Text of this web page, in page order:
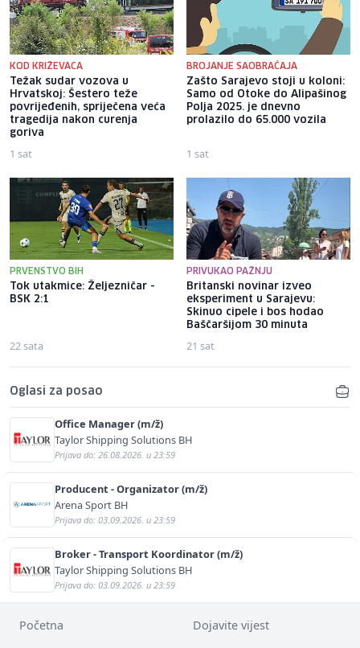
KOD KRIŽEVACA
Težak sudar vozova u
Hrvatskoj: Šestero teže
povrijeđenih, spriječena veća
tragedija nakon curenja
goriva
1 sat
BROJANJE SAOBRAĆAJA
Zašto Sarajevo stoji u koloni:
Samo od Otoke do Alipašinog
Polja 2025. je dnevno
prolazilo do 65.000 vozila
1 sat
PRVENSTVO BIH
Tok utakmice: Željezničar -
BSK 2:1
22 sata
PRIVUKAO PAŽNJU
Britanski novinar izveo
eksperiment u Sarajevu:
Skinuo cipele i bos hodao
Baščaršijom 30 minuta
21 sat
Oglasi za posao
Office Manager (m/ž)
Taylor Shipping Solutions BH
Prijava do: 26.08.2026. u 23:59
Producent - Organizator (m/ž)
Arena Sport BH
Prijava do: 03.09.2026. u 23:59
Broker - Transport Koordinator (m/ž)
Taylor Shipping Solutions BH
Prijava do: 03.09.2026. u 23:59
Početna Dojavite vijest